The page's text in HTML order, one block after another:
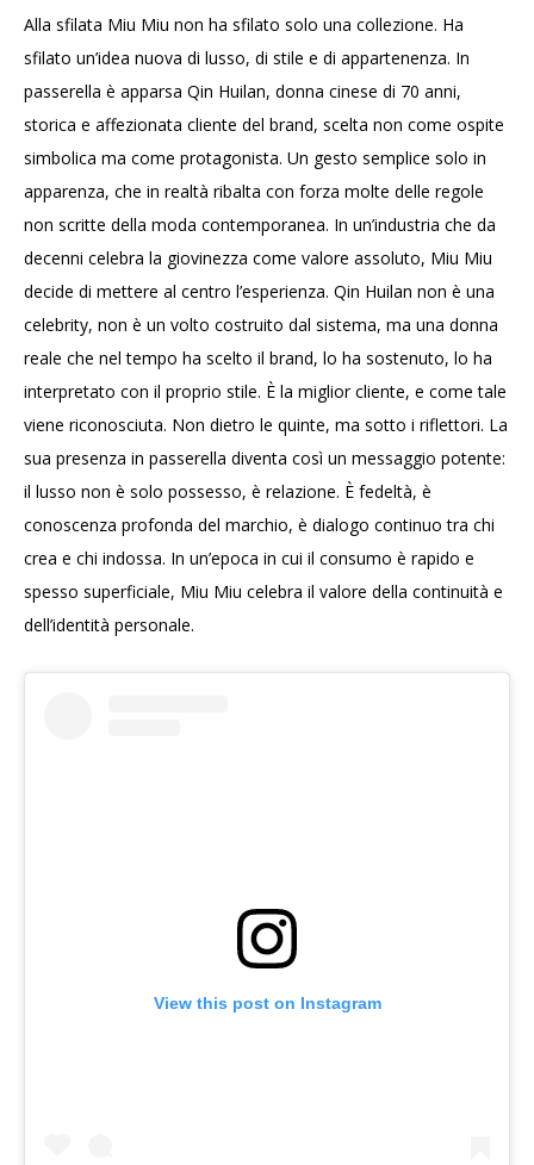
Alla sfilata Miu Miu non ha sfilato solo una collezione. Ha
sfilato un’idea nuova di lusso, di stile e di appartenenza. In
passerella è apparsa Qin Huilan, donna cinese di 70 anni,
storica e affezionata cliente del brand, scelta non come ospite
simbolica ma come protagonista. Un gesto semplice solo in
apparenza, che in realtà ribalta con forza molte delle regole
non scritte della moda contemporanea. In un’industria che da
decenni celebra la giovinezza come valore assoluto, Miu Miu
decide di mettere al centro l’esperienza. Qin Huilan non è una
celebrity, non è un volto costruito dal sistema, ma una donna
reale che nel tempo ha scelto il brand, lo ha sostenuto, lo ha
interpretato con il proprio stile. È la miglior cliente, e come tale
viene riconosciuta. Non dietro le quinte, ma sotto i riflettori. La
sua presenza in passerella diventa così un messaggio potente:
il lusso non è solo possesso, è relazione. È fedeltà, è
conoscenza profonda del marchio, è dialogo continuo tra chi
crea e chi indossa. In un’epoca in cui il consumo è rapido e
spesso superficiale, Miu Miu celebra il valore della continuità e
dell’identità personale.
View this post on Instagram